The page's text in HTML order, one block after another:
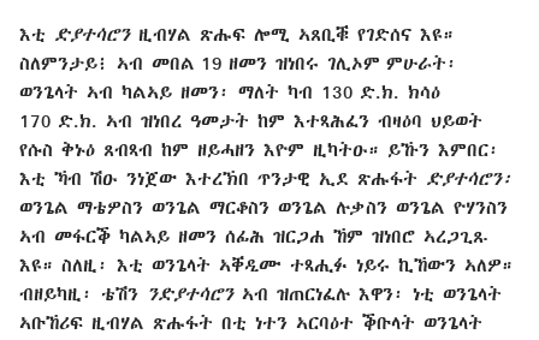
እቲ ድያተሳሮን ዚብሃል ጽሑፍ ሎሚ ኣጸቢቑ የገድሰና እዩ።
ስለምንታይ፧ ኣብ መበል 19 ዘመን ዝነበሩ ገሊኦም ምሁራት፡
ወንጌላት ኣብ ካልኣይ ዘመን፡ ማለት ካብ 130 ድ.ክ. ክሳዕ
170 ድ.ክ. ኣብ ዝነበረ ዓመታት ከም እተጻሕፈን ብዛዕባ ህይወት
የሱስ ቅኑዕ ጸብጻብ ከም ዘይሓዘን እዮም ዚካትዑ። ይኹን እምበር፡
እቲ ኻብ ሽዑ ንነጀው እተረኽበ ጥንታዊ ኢደ ጽሑፋት ድያተሳሮን፡
ወንጌል ማቴዎስን ወንጌል ማርቆስን ወንጌል ሉቃስን ወንጌል ዮሃንስን
ኣብ መፋርቕ ካልኣይ ዘመን ሰፊሕ ዝርጋሐ ኸም ዝነበሮ ኣረጋጊጹ
እዩ። ስለዚ፡ እቲ ወንጌላት ኣቐዲሙ ተጻሒፉ ነይሩ ኪኸውን ኣለዎ።
ብዘይካዚ፡ ቴሽን ንድያተሳሮን ኣብ ዝጠርነፈሉ እዋን፡ ነቲ ወንጌላት
ኣቡኸሪፍ ዚብሃል ጽሑፋት በቲ ነተን ኣርባዕተ ቕቡላት ወንጌላት